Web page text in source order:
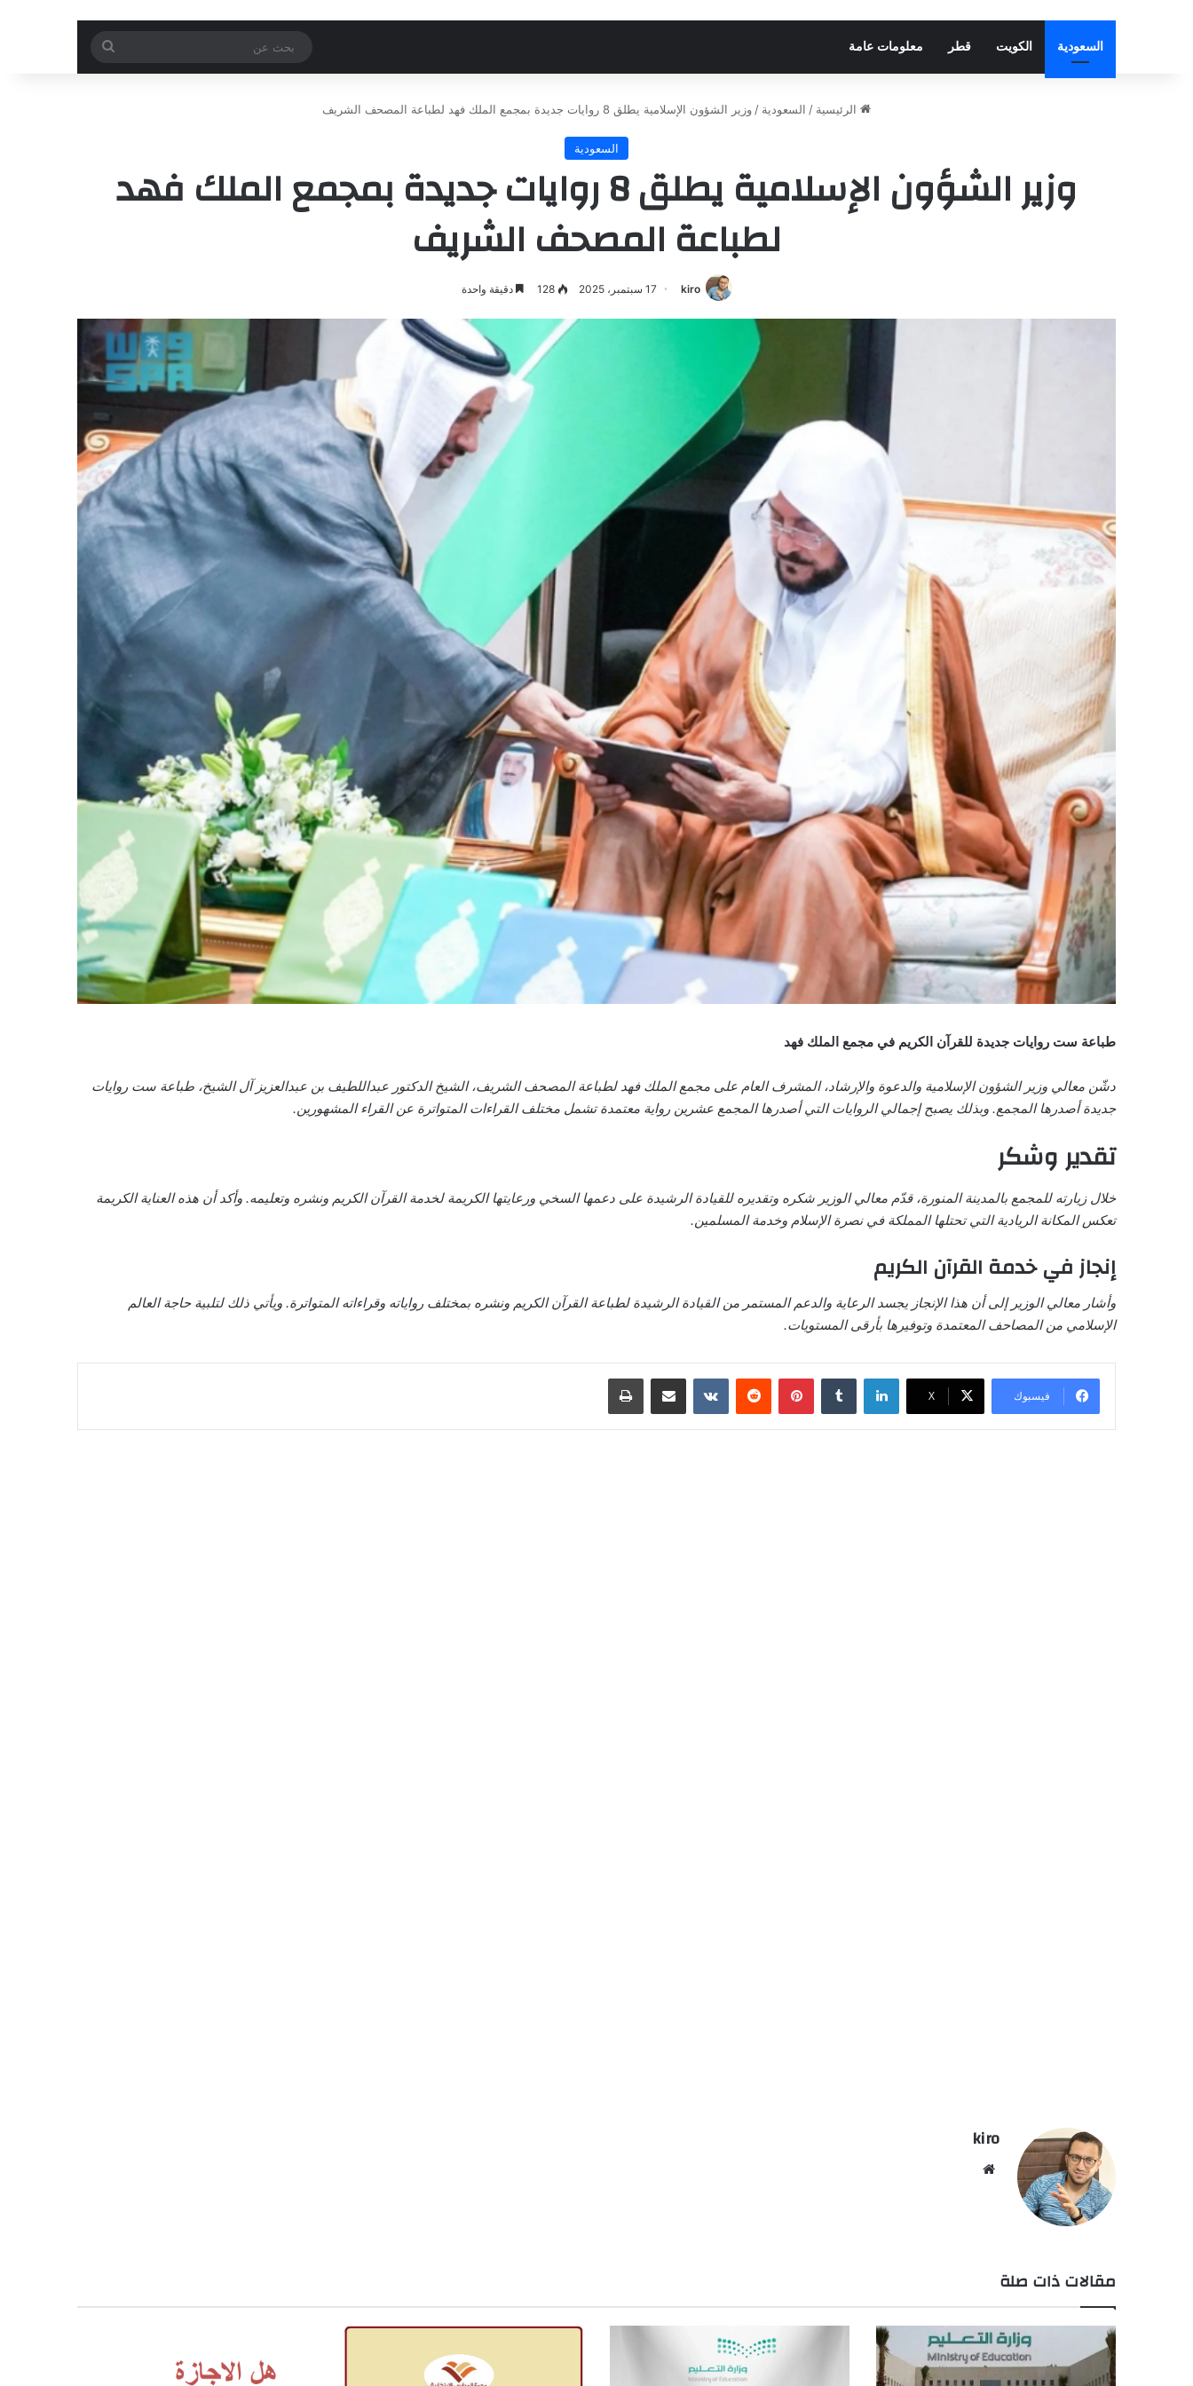
السعودية الكويت قطر معلومات عامة
عن
الرئيسية / السعودية / وزير الشؤون الإسلامية يطلق 8 روايات جديدة بمجمع الملك فهد لطباعة المصحف الشريف
السعودية
وزير الشؤون الإسلامية يطلق 8 روايات جديدة بمجمع الملك فهد
لطباعة المصحف الشريف
kiro 17 سبتمبر، 2025 128 دقيقة واحدة
طباعة ست روايات جديدة للقرآن الكريم في مجمع الملك فهد
دشّن معالي وزير الشؤون الإسلامية والدعوة والإرشاد، المشرف العام على مجمع الملك فهد لطباعة المصحف الشريف، الشيخ الدكتور عبداللطيف بن عبدالعزيز آل الشيخ، طباعة ست روايات
جديدة أصدرها المجمع. وبذلك يصبح إجمالي الروايات التي أصدرها المجمع عشرين رواية معتمدة تشمل مختلف القراءات المتواترة عن القراء المشهورين.
تقدير وشكر
خلال زيارته للمجمع بالمدينة المنورة، قدّم معالي الوزير شكره وتقديره للقيادة الرشيدة على دعمها السخي ورعايتها الكريمة لخدمة القرآن الكريم ونشره وتعليمه. وأكد أن هذه العناية الكريمة
تعكس المكانة الريادية التي تحتلها المملكة في نصرة الإسلام وخدمة المسلمين.
إنجاز في خدمة القرآن الكريم
وأشار معالي الوزير إلى أن هذا الإنجاز يجسد الرعاية والدعم المستمر من القيادة الرشيدة لطباعة القرآن الكريم ونشره بمختلف رواياته وقراءاته المتواترة. ويأتي ذلك لتلبية حاجة العالم
الإسلامي من المصاحف المعتمدة وتوفيرها بأرقى المستويات.
فيسبوك ‫X
لينكدإن بينتيريست
kiro
مقالات ذات صلة